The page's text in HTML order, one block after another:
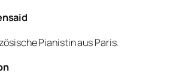
Pianistin aus Paris.